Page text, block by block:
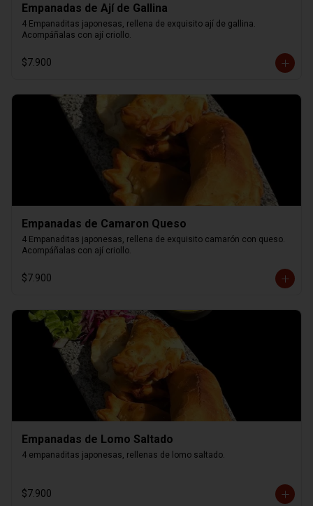
Empanadas de Ají de Gallina
4 Empanaditas japonesas, rellena de exquisito ají de gallina.
Acompáñalas con ají criollo.
$7.900
Empanadas de Camaron Queso
4 Empanaditas japonesas, rellena de exquisito camarón con queso.
Acompáñalas con ají criollo.
$7.900
Empanadas de Lomo Saltado
4 empanaditas japonesas, rellenas de lomo saltado.
$7.900